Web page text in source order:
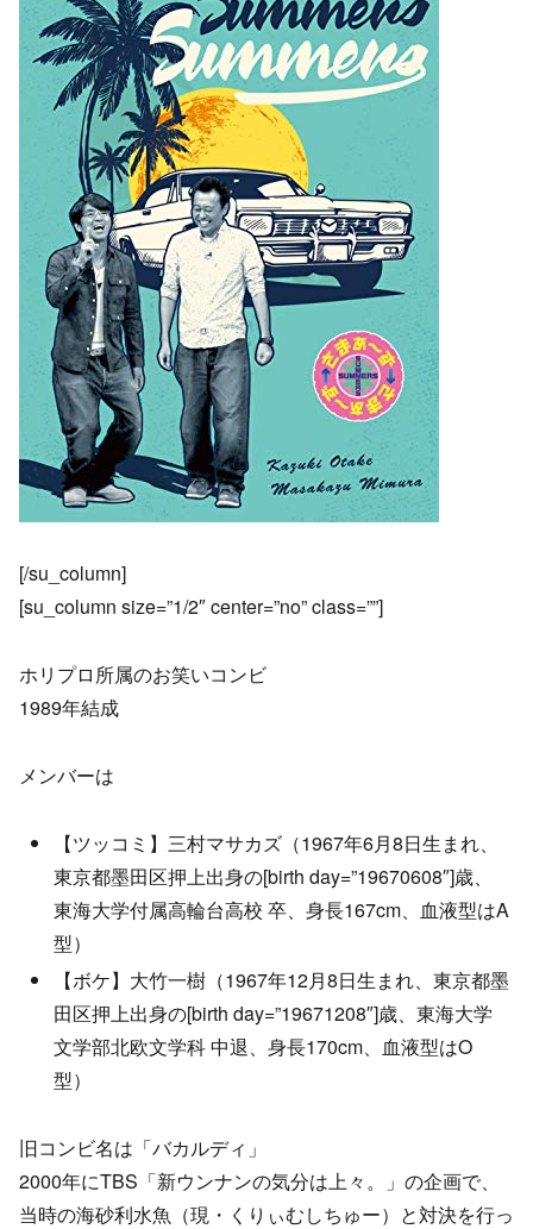
[/su_column]
[su_column size=”1/2″ center=”no” class=””]
ホリプロ所属のお笑いコンビ
1989年結成
メンバーは
【ツッコミ】三村マサカズ（1967年6月8日生まれ、
東京都墨田区押上出身の[birth day=”19670608″]歳、
東海大学付属高輪台高校 卒、身長167cm、血液型はA
型）
【ボケ】大竹一樹（1967年12月8日生まれ、東京都墨
田区押上出身の[birth day=”19671208″]歳、東海大学
文学部北欧文学科 中退、身長170cm、血液型はO
型）
旧コンビ名は「バカルディ」
2000年にTBS「新ウンナンの気分は上々。」の企画で、
当時の海砂利水魚（現・くりぃむしちゅー）と対決を行っ